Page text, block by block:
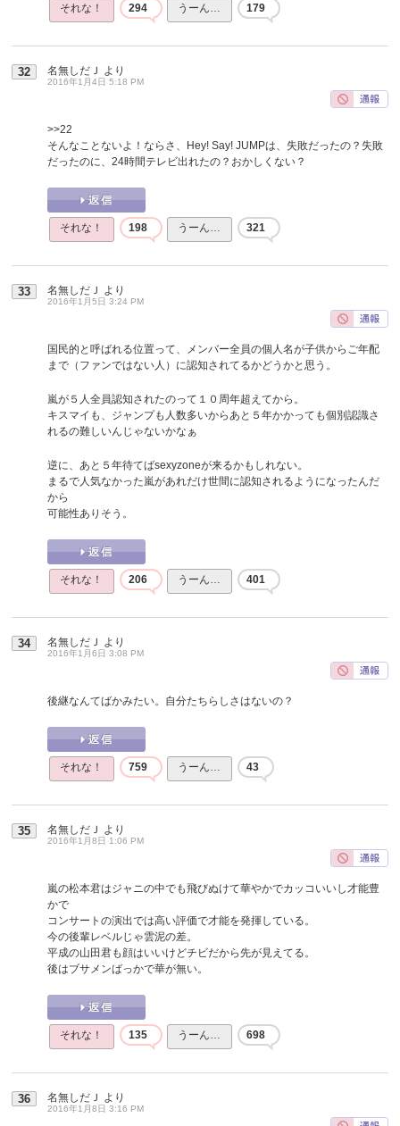
それな！ 294 うーん… 179
32 名無しだＪ より
2016年1月4日 5:18 PM
>>22
そんなことないよ！ならさ、Hey! Say! JUMPは、失敗だったの？失敗
だったのに、24時間テレビ出れたの？おかしくない？
それな！ 198 うーん… 321
33 名無しだＪ より
2016年1月5日 3:24 PM
国民的と呼ばれる位置って、メンバー全員の個人名が子供からご年配
まで（ファンではない人）に認知されてるかどうかと思う。
嵐が５人全員認知されたのって１０周年超えてから。
キスマイも、ジャンプも人数多いからあと５年かかっても個別認識さ
れるの難しいんじゃないかなぁ
逆に、あと５年待てばsexyzoneが来るかもしれない。
まるで人気なかった嵐があれだけ世間に認知されるようになったんだ
から
可能性ありそう。
それな！ 206 うーん… 401
34 名無しだＪ より
2016年1月6日 3:08 PM
後継なんてばかみたい。自分たちらしさはないの？
それな！ 759 うーん… 43
35 名無しだＪ より
2016年1月8日 1:06 PM
嵐の松本君はジャニの中でも飛びぬけて華やかでカッコいいし才能豊
かで
コンサートの演出では高い評価で才能を発揮している。
今の後輩レベルじゃ雲泥の差。
平成の山田君も顔はいいけどチビだから先が見えてる。
後はブサメンばっかで華が無い。
それな！ 135 うーん… 698
36 名無しだＪ より
2016年1月8日 3:16 PM